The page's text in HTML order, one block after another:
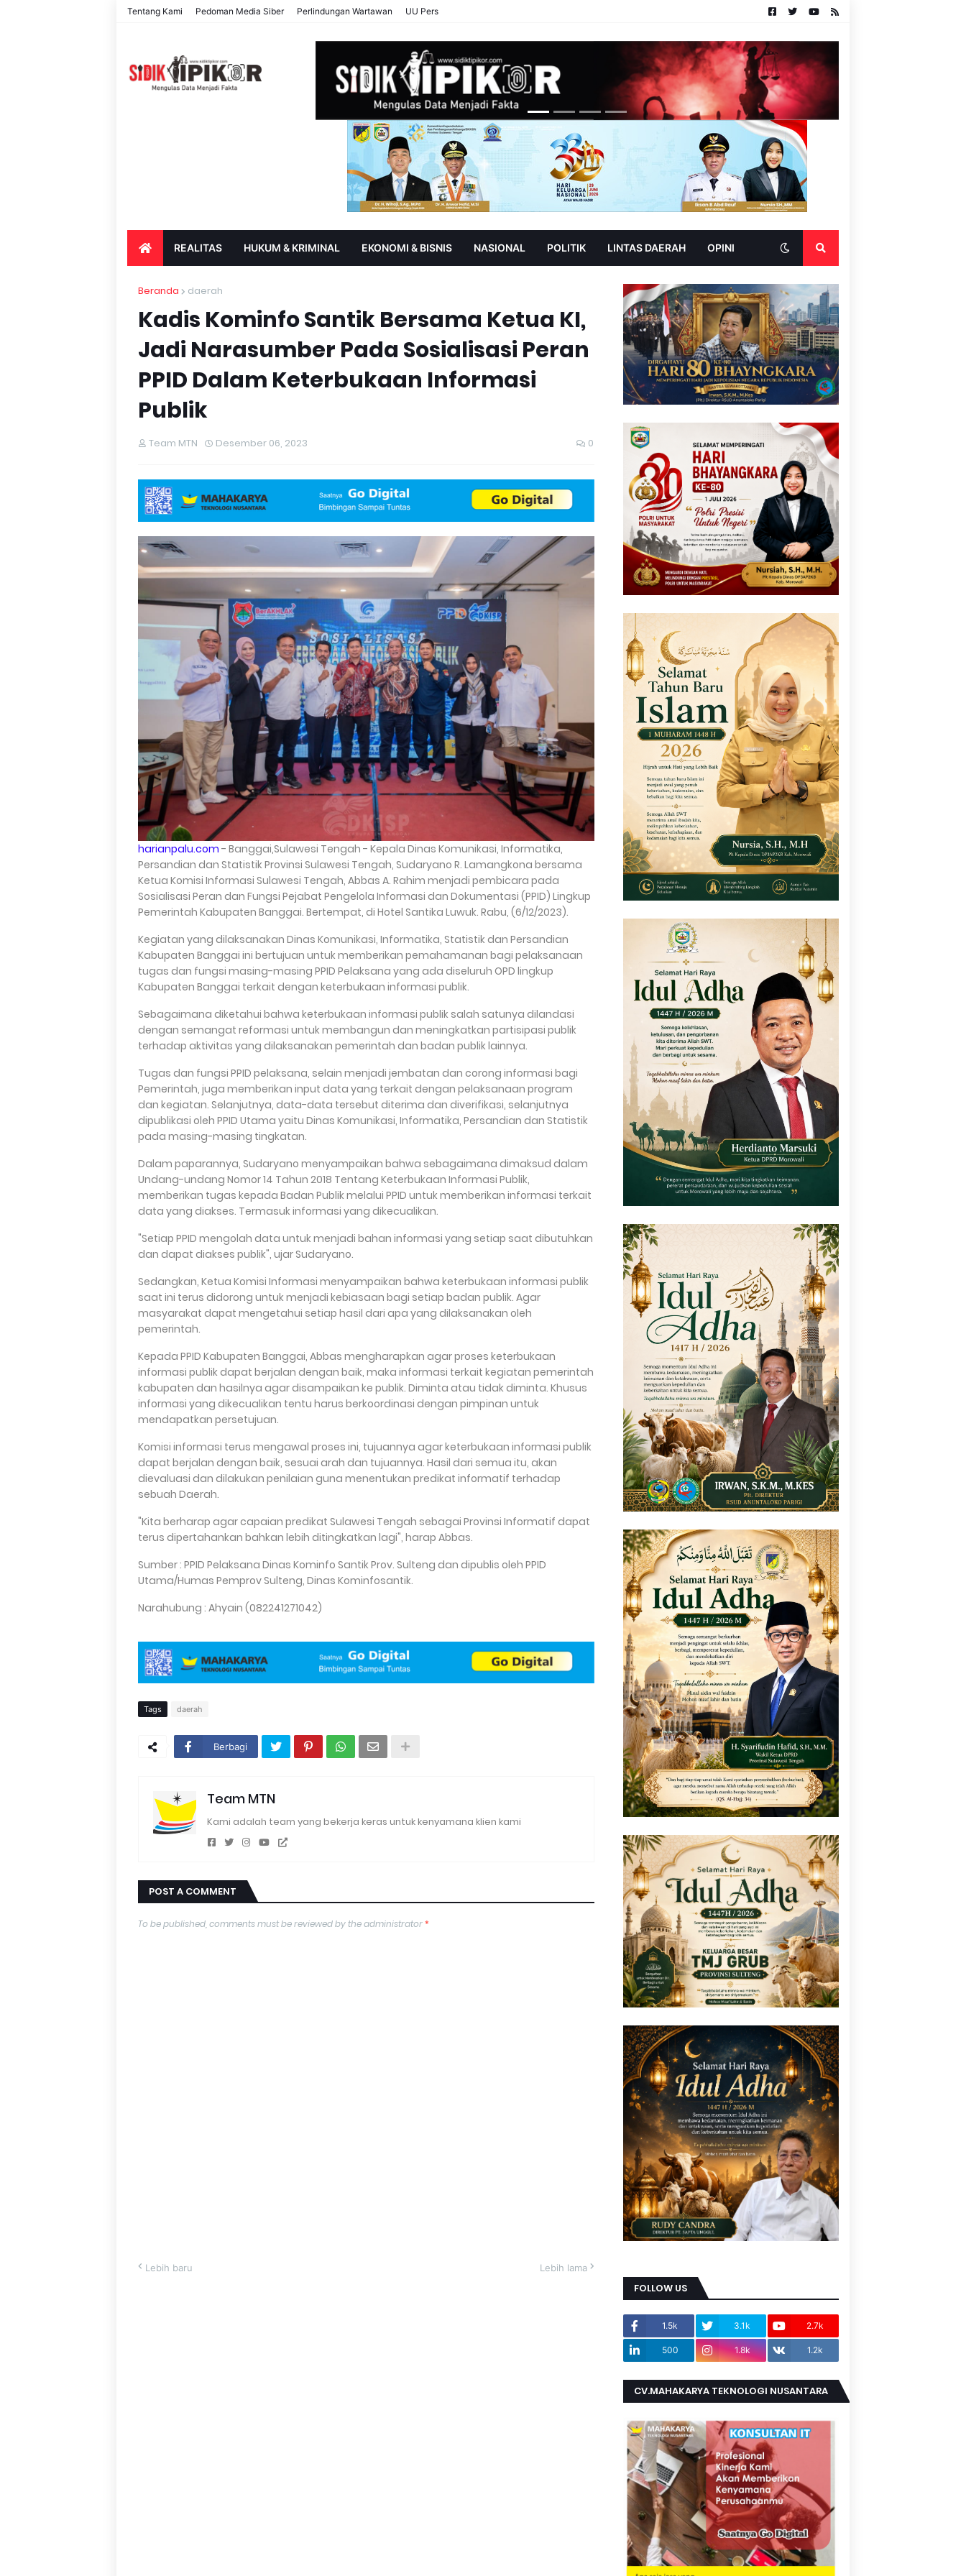
Tentang Kami Pedoman Media Siber Perlindungan Wartawan UU Pers
REALITAS HUKUM & KRIMINAL EKONOMI & BISNIS NASIONAL POLITIK LINTAS DAERAH OPINI
Beranda daerah
Kadis Kominfo Santik Bersama Ketua KI,
Jadi Narasumber Pada Sosialisasi Peran
PPID Dalam Keterbukaan Informasi
Publik
Team MTN Desember 06, 2023 0
harianpalu.com - Banggai,Sulawesi Tengah - Kepala Dinas Komunikasi, Informatika,
Persandian dan Statistik Provinsi Sulawesi Tengah, Sudaryano R. Lamangkona bersama
Ketua Komisi Informasi Sulawesi Tengah, Abbas A. Rahim menjadi pembicara pada
Sosialisasi Peran dan Fungsi Pejabat Pengelola Informasi dan Dokumentasi (PPID) Lingkup
Pemerintah Kabupaten Banggai. Bertempat, di Hotel Santika Luwuk. Rabu, (6/12/2023).
Kegiatan yang dilaksanakan Dinas Komunikasi, Informatika, Statistik dan Persandian
Kabupaten Banggai ini bertujuan untuk memberikan pemahamanan bagi pelaksanaan
tugas dan fungsi masing-masing PPID Pelaksana yang ada diseluruh OPD lingkup
Kabupaten Banggai terkait dengan keterbukaan informasi publik.
Sebagaimana diketahui bahwa keterbukaan informasi publik salah satunya dilandasi
dengan semangat reformasi untuk membangun dan meningkatkan partisipasi publik
terhadap aktivitas yang dilaksanakan pemerintah dan badan publik lainnya.
Tugas dan fungsi PPID pelaksana, selain menjadi jembatan dan corong informasi bagi
Pemerintah, juga memberikan input data yang terkait dengan pelaksanaan program
dan kegiatan. Selanjutnya, data-data tersebut diterima dan diverifikasi, selanjutnya
dipublikasi oleh PPID Utama yaitu Dinas Komunikasi, Informatika, Persandian dan Statistik
pada masing-masing tingkatan.
Dalam paparannya, Sudaryano menyampaikan bahwa sebagaimana dimaksud dalam
Undang-undang Nomor 14 Tahun 2018 Tentang Keterbukaan Informasi Publik,
memberikan tugas kepada Badan Publik melalui PPID untuk memberikan informasi terkait
data yang diakses. Termasuk informasi yang dikecualikan.
"Setiap PPID mengolah data untuk menjadi bahan informasi yang setiap saat dibutuhkan
dan dapat diakses publik", ujar Sudaryano.
Sedangkan, Ketua Komisi Informasi menyampaikan bahwa keterbukaan informasi publik
saat ini terus didorong untuk menjadi kebiasaan bagi setiap badan publik. Agar
masyarakat dapat mengetahui setiap hasil dari apa yang dilaksanakan oleh
pemerintah.
Kepada PPID Kabupaten Banggai, Abbas mengharapkan agar proses keterbukaan
informasi publik dapat berjalan dengan baik, maka informasi terkait kegiatan pemerintah
kabupaten dan hasilnya agar disampaikan ke publik. Diminta atau tidak diminta. Khusus
informasi yang dikecualikan tentu harus berkoordinasi dengan pimpinan untuk
mendapatkan persetujuan.
Komisi informasi terus mengawal proses ini, tujuannya agar keterbukaan informasi publik
dapat berjalan dengan baik, sesuai arah dan tujuannya. Hasil dari semua itu, akan
dievaluasi dan dilakukan penilaian guna menentukan predikat informatif terhadap
sebuah Daerah.
"Kita berharap agar capaian predikat Sulawesi Tengah sebagai Provinsi Informatif dapat
terus dipertahankan bahkan lebih ditingkatkan lagi", harap Abbas.
Sumber : PPID Pelaksana Dinas Kominfo Santik Prov. Sulteng dan dipublis oleh PPID
Utama/Humas Pemprov Sulteng, Dinas Kominfosantik.
Narahubung : Ahyain (082241271042)
Tags daerah
Berbagi
Team MTN
Kami adalah team yang bekerja keras untuk kenyamana klien kami
POST A COMMENT
To be published, comments must be reviewed by the administrator*
Lebih baru Lebih lama
FOLLOW US
1.5k 3.1k 2.7k
500 1.8k 1.2k
CV.MAHAKARYA TEKNOLOGI NUSANTARA